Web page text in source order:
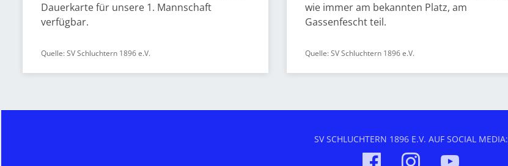
Dauerkarte für unsere 1. Mannschaft
verfügbar.
Quelle: SV Schluchtern 1896 e.V.
wie immer am bekannten Platz, am
Gassenfescht teil.
Quelle: SV Schluchtern 1896 e.V.
SV SCHLUCHTERN 1896 E.V. AUF SOCIAL MEDIA: